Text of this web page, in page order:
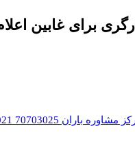
برای غابین اعلام